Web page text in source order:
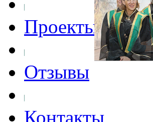
Проекты
Отзывы
Контакты